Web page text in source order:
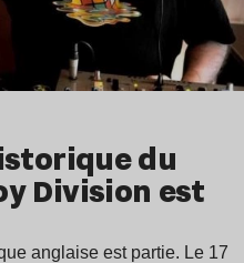
du
Division est
anglaise est partie. Le 17